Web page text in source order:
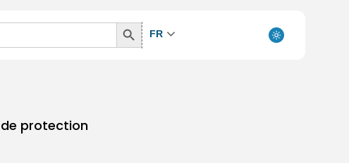
Search
Button
FR
protection